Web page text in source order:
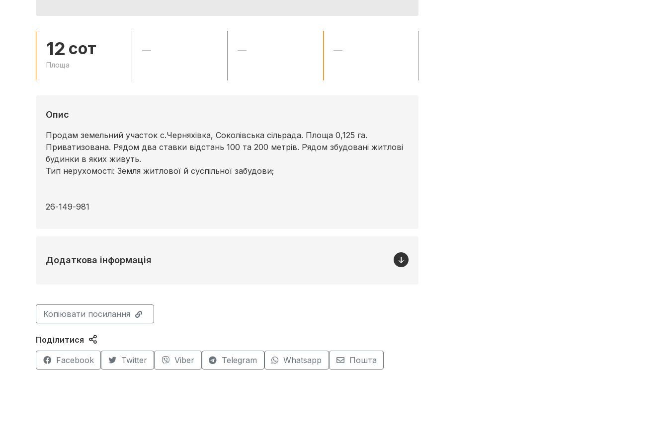
12 сот
Площа
— — —
Опис
Продам земельний участок с.Черняхівка, Соколівська сільрада. Площа 0,125 га.
Приватизована. Рядом два ставки відстань 100 та 200 метрів. Рядом збудовані житлові
будинки в яких живуть.
Тип нерухомості: Земля житлової й суспільної забудови;
26-149-981
Додаткова інформація
Копіювати посилання
Поділитися
Facebook Twitter Viber Telegram Whatsapp Пошта